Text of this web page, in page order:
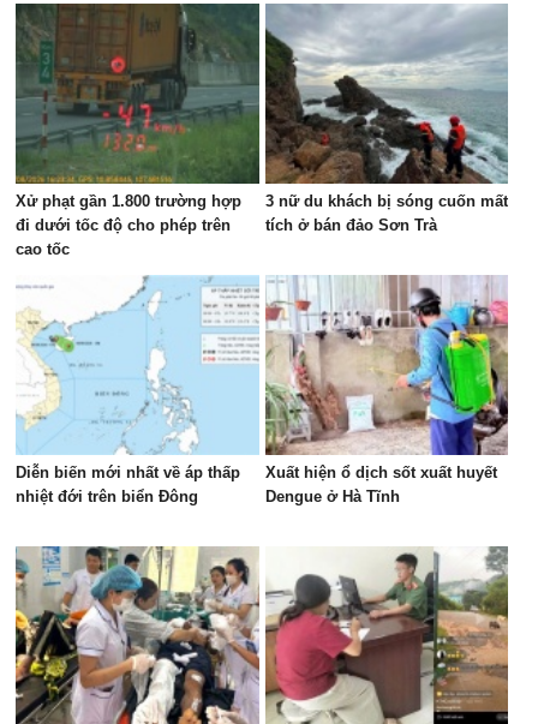
Xử phạt gần 1.800 trường hợp
đi dưới tốc độ cho phép trên
cao tốc
3 nữ du khách bị sóng cuốn mất
tích ở bán đảo Sơn Trà
Diễn biến mới nhất về áp thấp
nhiệt đới trên biển Đông
Xuất hiện ổ dịch sốt xuất huyết
Dengue ở Hà Tĩnh